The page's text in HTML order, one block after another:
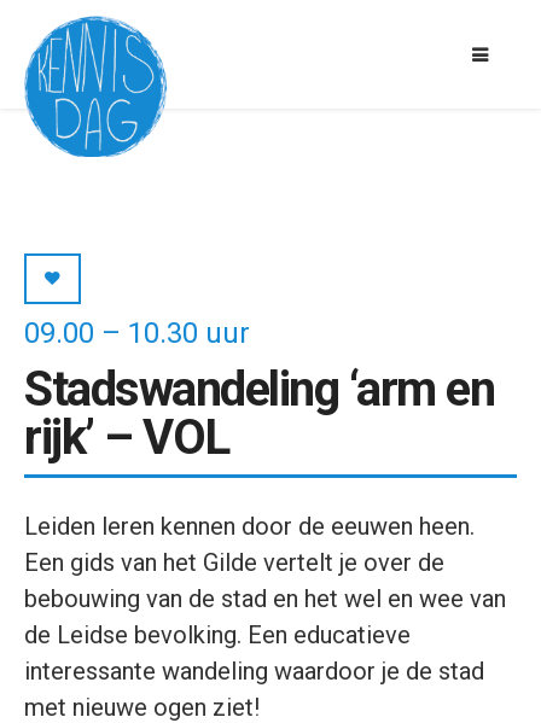
09.00 – 10.30 uur
Stadswandeling ‘arm en
rijk’ – VOL
Leiden leren kennen door de eeuwen heen.
Een gids van het Gilde vertelt je over de
bebouwing van de stad en het wel en wee van
de Leidse bevolking. Een educatieve
interessante wandeling waardoor je de stad
met nieuwe ogen ziet!